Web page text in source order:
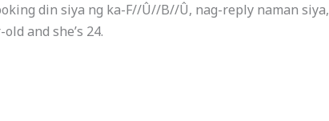
din siya ng ka-F//Û//B//Û, nag-reply naman siya,
and she’s 24.